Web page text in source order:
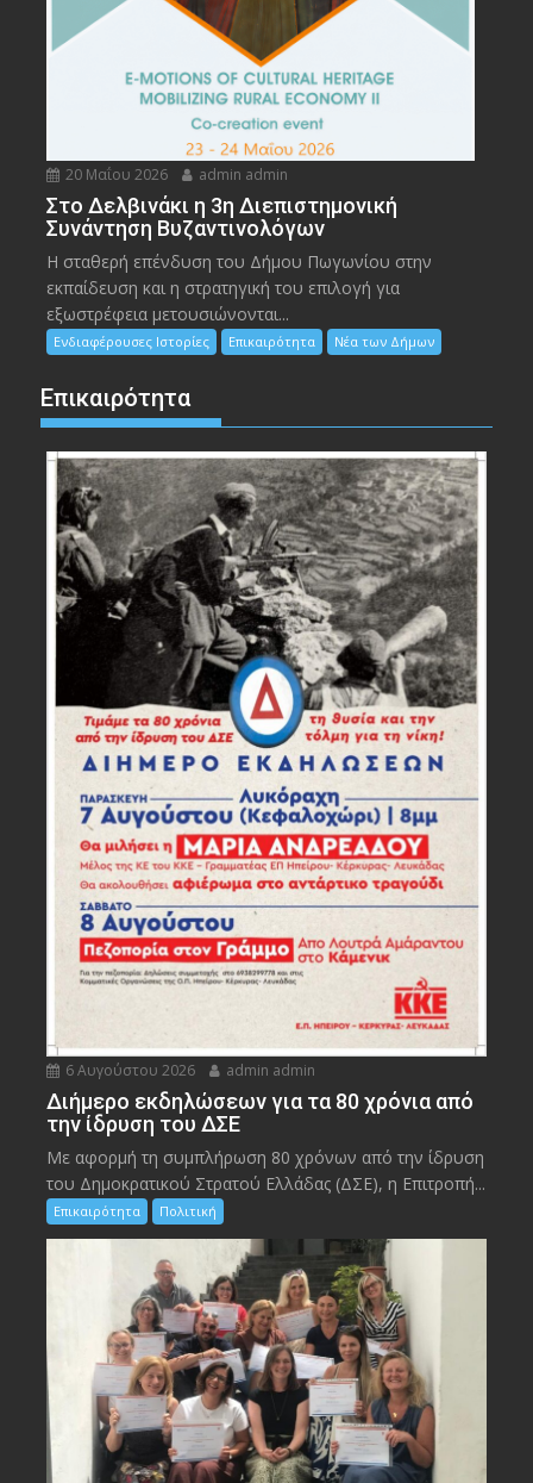
20 Μαΐου 2026 admin admin
Στο Δελβινάκι η 3η Διεπιστημονική
Συνάντηση Βυζαντινολόγων
Η σταθερή επένδυση του Δήμου Πωγωνίου στην
εκπαίδευση και η στρατηγική του επιλογή για
εξωστρέφεια μετουσιώνονται...
Ενδιαφέρουσες Ιστορίες Επικαιρότητα Νέα των Δήμων
Επικαιρότητα
6 Αυγούστου 2026 admin admin
Διήμερο εκδηλώσεων για τα 80 χρόνια από
την ίδρυση του ΔΣΕ
Με αφορμή τη συμπλήρωση 80 χρόνων από την ίδρυση
του Δημοκρατικού Στρατού Ελλάδας (ΔΣΕ), η Επιτροπή...
Επικαιρότητα Πολιτική